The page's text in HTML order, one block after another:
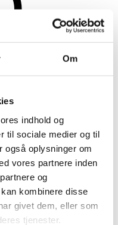
Om
indhold og
til sociale medier og til
også oplysninger om
vores partnere inden
og
kombinere disse
givet dem, eller som
tjenester.